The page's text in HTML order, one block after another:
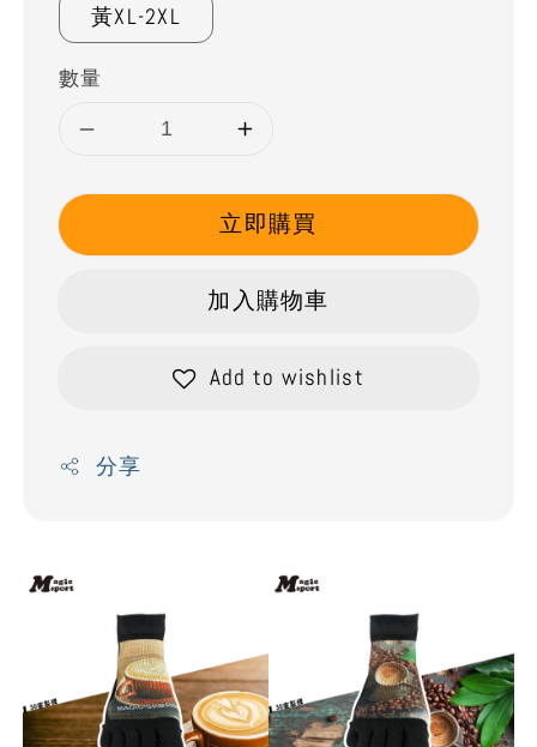
黃XL-2XL
數量
立即購買
加入購物車
Add to wishlist
分享